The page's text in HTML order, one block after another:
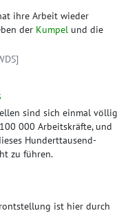
ihre Arbeit wieder
der Kumpel und die
sind sich einmal völlig
000 Arbeitskräfte, und
Hunderttausend-
zu führen.
ist hier durch